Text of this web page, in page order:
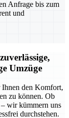
Anfrage bis zum
und
Umzüge
den Komfort,
zu können. Ob
wir kümmern uns
durchstehen.